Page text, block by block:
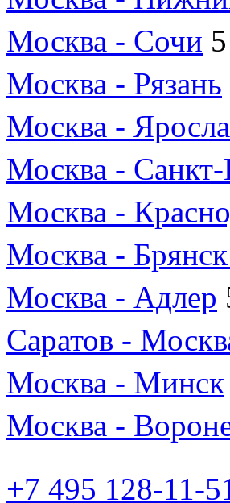
Москва - Сочи
Москва - Рязань
Москва -
Москва - Санкт-
Москва -
Москва -
Москва - Адлер
Саратов -
Москва - Минск
Москва -
+7 495 128-11-